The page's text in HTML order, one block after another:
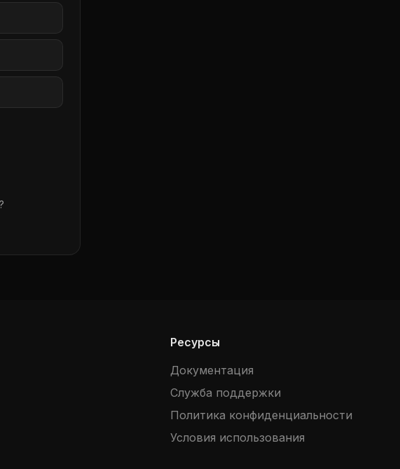
Ресурсы
Документация
Служба поддержки
Политика конфиденциальности
Условия использования